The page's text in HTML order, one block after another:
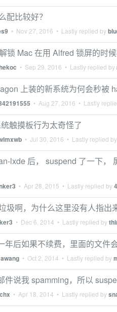
配比较好？
• Nov 27, 2016 • Lastly replied by
锁 Mac 在用 Alfred 锁屏的时候
• Sep 29, 2016 • Lastly replied by
上装的新系统为何会秒被
• Aug 27, 2016 • Lastly
触摸板行为太奇怪了
• Jul 30, 2016 • Lastly replied by
lxde 后， suspend 了一下，
• Apr 28, 2015 • Lastly replied by
圾啊，为什么这里没有人指出
• Dec 6, 2014 • Lastly replied by
年后如果不续费，里面的文件
awang • Oct 2, 2014 • Lastly replied by
件说我 spamming，所以
• Apr 18, 2014 • Lastly replied by